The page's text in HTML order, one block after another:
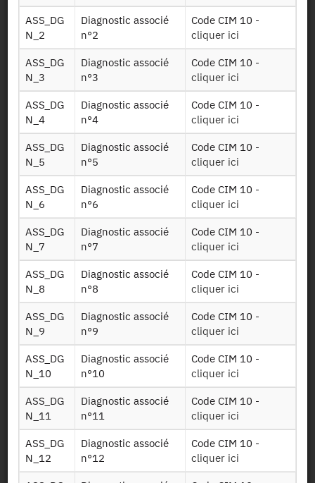
Ald
Table sur les
longue durée
Soins ext
actes facturés
par les
de la santé
Soins ville
consultations
l'hôpital:
médecine
spécialité
Medicaments
pha detail
médicaments
délivrés en ville
Medicaments
ucd detail
Table sur les
délivrés pendant
les séjours à
dispositifs
ASS_DG
N_2
Diagnostic associé
n°2
Code CIM 10 -
cliquer ici
ASS_DG
N_3
Diagnostic associé
n°3
Code CIM 10 -
cliquer ici
ASS_DG
N_4
Diagnostic associé
n°4
Code CIM 10 -
cliquer ici
ASS_DG
N_5
Diagnostic associé
n°5
Code CIM 10 -
cliquer ici
ASS_DG
N_6
Diagnostic associé
n°6
Code CIM 10 -
cliquer ici
ASS_DG
N_7
Diagnostic associé
n°7
Code CIM 10 -
cliquer ici
ASS_DG
N_8
Diagnostic associé
n°8
Code CIM 10 -
cliquer ici
ASS_DG
N_9
Diagnostic associé
n°9
Code CIM 10 -
cliquer ici
ASS_DG
N_10
Diagnostic associé
n°10
Code CIM 10 -
cliquer ici
ASS_DG
N_11
Diagnostic associé
n°11
Code CIM 10 -
cliquer ici
ASS_DG
N_12
Diagnostic associé
n°12
Code CIM 10 -
cliquer ici